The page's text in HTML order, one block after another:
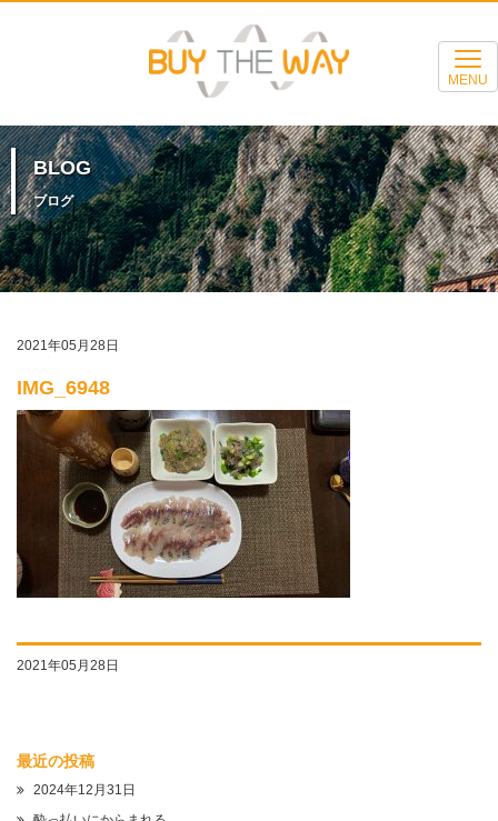
MENU
BLOG
ブログ
2021年05月28日
IMG_6948
2021年05月28日
最近の投稿
2024年12月31日